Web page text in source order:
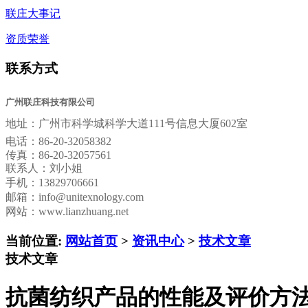
联庄大事记
资质荣誉
联系方式
广州联庄科技有限公司
地址： 广州市科学城科学大道111号信息大厦602室
电话： 86-20-32058382
传真： 86-20-32057561
联系人：刘小姐
手机：13829706661
邮箱： info@unitexnology.com
网站：www.lianzhuang.net
当前位置: 网站首页 > 资讯中心>技术文章
技术文章
抗菌纺织产品的性能及评价方